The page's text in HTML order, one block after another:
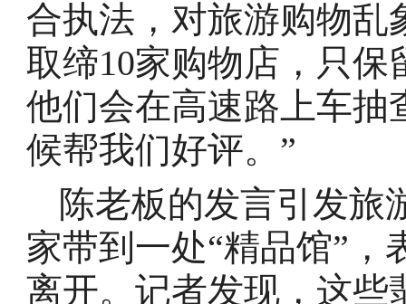
合执法，对旅游购物乱
取缔10家购物店，只保
他们会在高速路上车抽
候帮我们好评。”
陈老板的发言引发旅
家带到一处“精品馆”
离开。记者发现，这些